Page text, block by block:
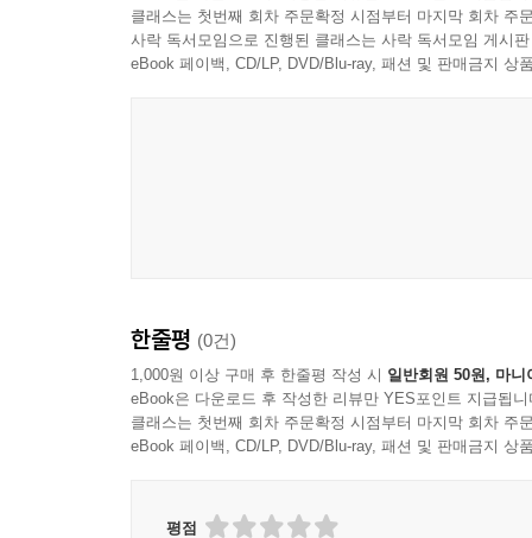
클래스는 첫번째 회차 주문확정 시점부터 마지막 회차 주
사락 독서모임으로 진행된 클래스는 사락 독서모임 게시
eBook 페이백, CD/LP, DVD/Blu-ray, 패션 및 판매금지 상
한줄평 (0건)
1,000원 이상 구매 후 한줄평 작성 시 일반회원 50원, 마니
eBook은 다운로드 후 작성한 리뷰만 YES포인트 지급됩니
클래스는 첫번째 회차 주문확정 시점부터 마지막 회차 주
eBook 페이백, CD/LP, DVD/Blu-ray, 패션 및 판매금지 상
평점